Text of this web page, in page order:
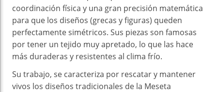
coordinación física y una gran precisión matemática
para que los diseños (grecas y figuras) queden
perfectamente simétricos. Sus piezas son famosas
por tener un tejido muy apretado, lo que las hace
más duraderas y resistentes al clima frío.
Su trabajo, se caracteriza por rescatar y mantener
vivos los diseños tradicionales de la Meseta